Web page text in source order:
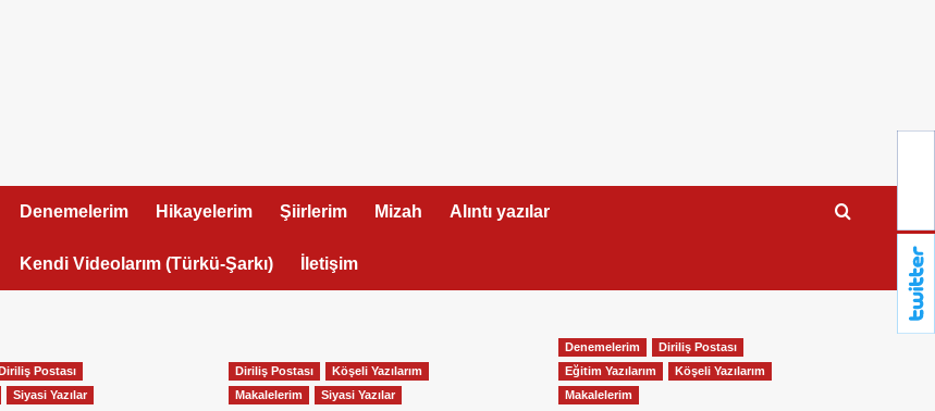
Denemelerim Hikayelerim Şiirlerim Mizah Alıntı yazılar
Kendi Videolarım (Türkü-Şarkı) İletişim
Postası
Siyasi Yazılar
Diriliş Postası
Köşeli Yazılarım
Makalelerim
Siyasi Yazılar
Denemelerim
Diriliş Postası
Eğitim Yazılarım
Köşeli Yazılarım
Makalelerim